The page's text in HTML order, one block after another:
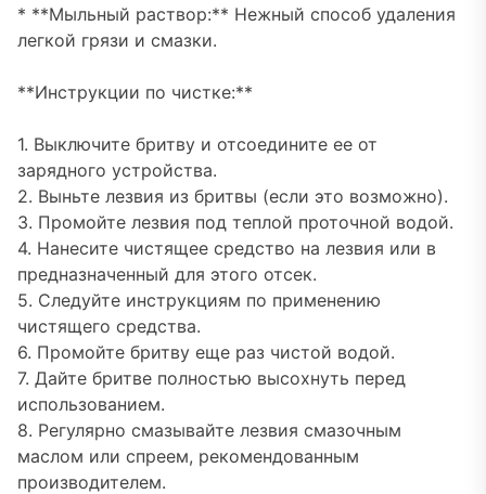
* **Мыльный раствор:** Нежный способ удаления
легкой грязи и смазки.
**Инструкции по чистке:**
1. Выключите бритву и отсоедините ее от
зарядного устройства.
2. Выньте лезвия из бритвы (если это возможно).
3. Промойте лезвия под теплой проточной водой.
4. Нанесите чистящее средство на лезвия или в
предназначенный для этого отсек.
5. Следуйте инструкциям по применению
чистящего средства.
6. Промойте бритву еще раз чистой водой.
7. Дайте бритве полностью высохнуть перед
использованием.
8. Регулярно смазывайте лезвия смазочным
маслом или спреем, рекомендованным
производителем.